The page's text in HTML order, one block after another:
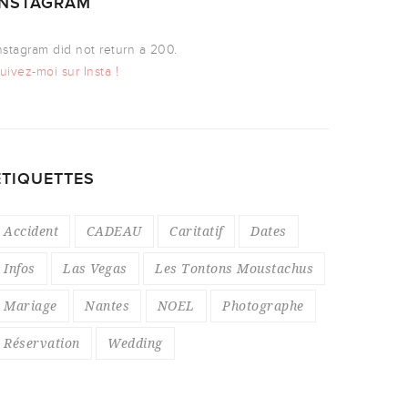
did not return a 200.
moi sur Insta !
Accident CADEAU Caritatif Dates
Infos Las Vegas Les Tontons Moustachus
Mariage Nantes NOEL Photographe
Réservation Wedding